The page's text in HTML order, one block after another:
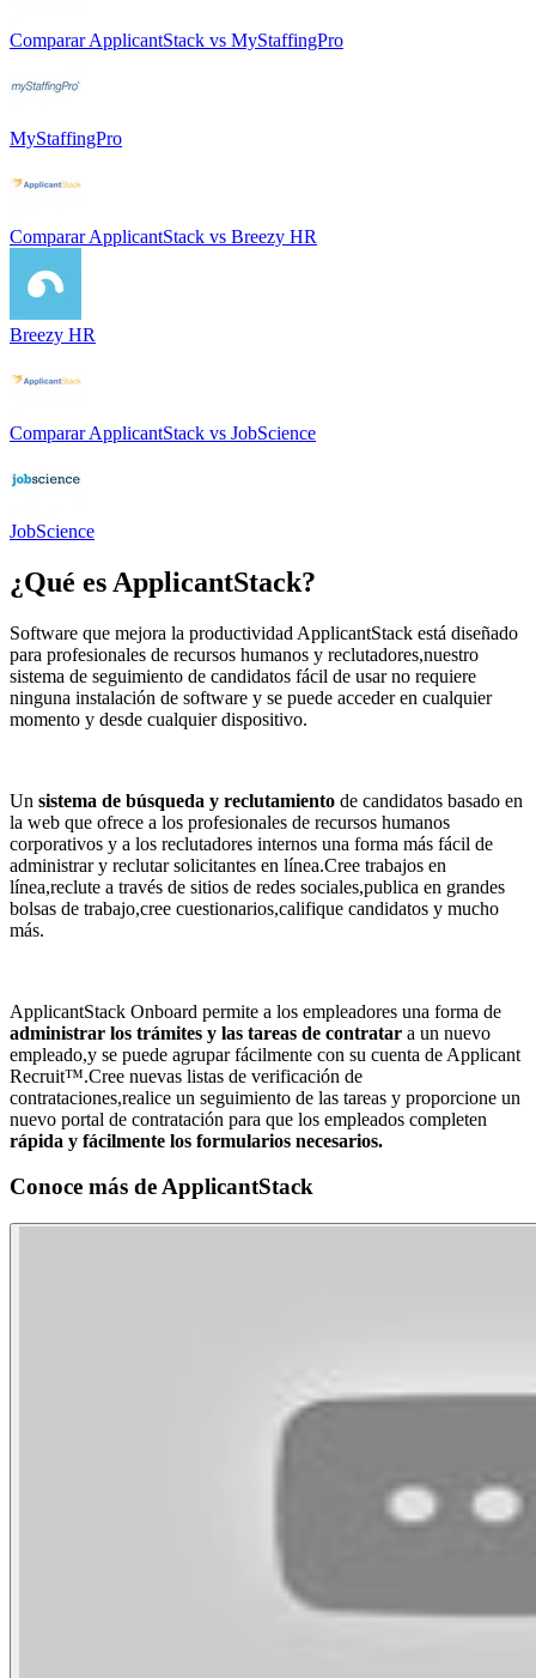
Comparar ApplicantStack vs MyStaffingPro
MyStaffingPro
Comparar ApplicantStack vs Breezy HR
Breezy HR
Comparar ApplicantStack vs JobScience
JobScience
¿Qué es ApplicantStack?
Software que mejora la productividad ApplicantStack está diseñado
para profesionales de recursos humanos y reclutadores,nuestro
sistema de seguimiento de candidatos fácil de usar no requiere
ninguna instalación de software y se puede acceder en cualquier
momento y desde cualquier dispositivo.
Un sistema de búsqueda y reclutamiento de candidatos basado en
la web que ofrece a los profesionales de recursos humanos
corporativos y a los reclutadores internos una forma más fácil de
administrar y reclutar solicitantes en línea.Cree trabajos en
línea,reclute a través de sitios de redes sociales,publica en grandes
bolsas de trabajo,cree cuestionarios,califique candidatos y mucho
más.
ApplicantStack Onboard permite a los empleadores una forma de
administrar los trámites y las tareas de contratar a un nuevo
empleado,y se puede agrupar fácilmente con su cuenta de Applicant
Recruit™.Cree nuevas listas de verificación de
contrataciones,realice un seguimiento de las tareas y proporcione un
nuevo portal de contratación para que los empleados completen
rápida y fácilmente los formularios necesarios.
Conoce más deApplicantStack